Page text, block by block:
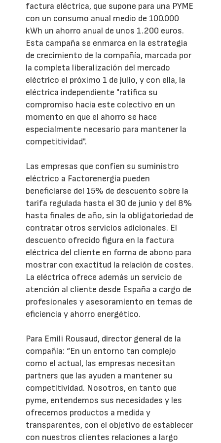
factura eléctrica, que supone para una PYME
con un consumo anual medio de 100.000
kWh un ahorro anual de unos 1.200 euros.
Esta campaña se enmarca en la estrategia
de crecimiento de la compañía, marcada por
la completa liberalización del mercado
eléctrico el próximo 1 de julio, y con ella, la
eléctrica independiente "ratifica su
compromiso hacia este colectivo en un
momento en que el ahorro se hace
especialmente necesario para mantener la
competitividad".
Las empresas que confíen su suministro
eléctrico a Factorenergia pueden
beneficiarse del 15% de descuento sobre la
tarifa regulada hasta el 30 de junio y del 8%
hasta finales de año, sin la obligatoriedad de
contratar otros servicios adicionales. El
descuento ofrecido figura en la factura
eléctrica del cliente en forma de abono para
mostrar con exactitud la relación de costes.
La eléctrica ofrece además un servicio de
atención al cliente desde España a cargo de
profesionales y asesoramiento en temas de
eficiencia y ahorro energético.
Para Emili Rousaud, director general de la
compañía: “En un entorno tan complejo
como el actual, las empresas necesitan
partners que las ayuden a mantener su
competitividad. Nosotros, en tanto que
pyme, entendemos sus necesidades y les
ofrecemos productos a medida y
transparentes, con el objetivo de establecer
con nuestros clientes relaciones a largo